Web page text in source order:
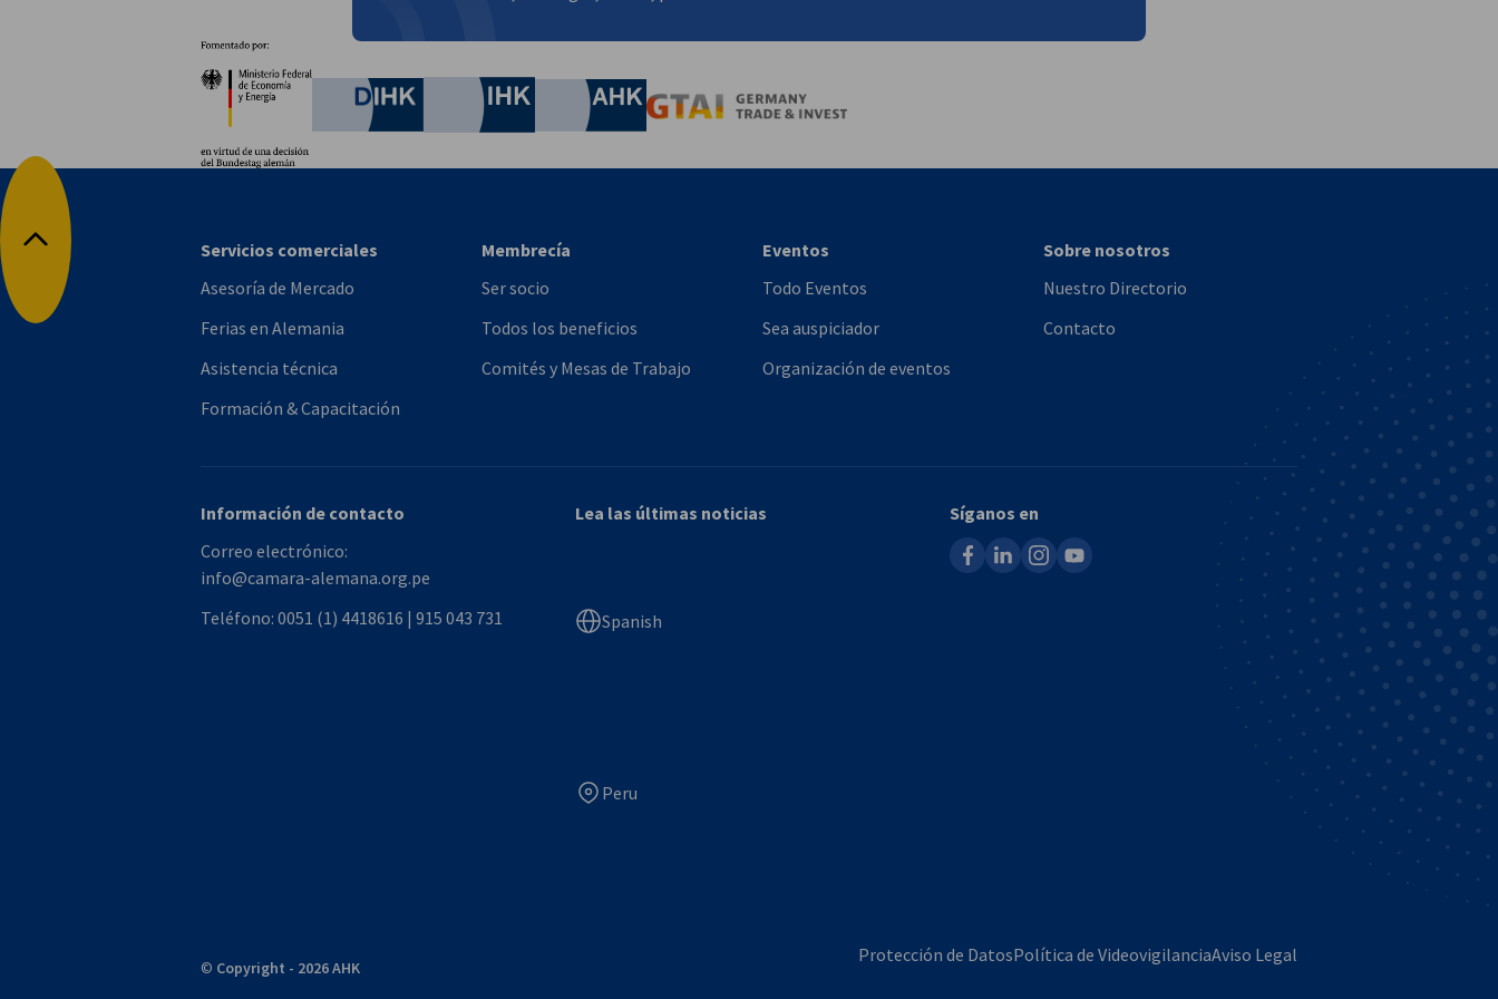
German Chamber of Commerce and Industry
Chamber of Commerce and Industry
AHK.de
Volver arriba
Servicios comerciales
Asesoría de Mercado
Ferias en Alemania
Asistencia técnica
Formación & Capacitación
Membrecía
Ser socio
Todos los beneficios
Comités y Mesas de Trabajo
Eventos
Todo Eventos
Sea auspiciador
Organización de eventos
Sobre nosotros
Nuestro Directorio
Contacto
Información de contacto
Correo electrónico:
info@camara-alemana.org.pe
Teléfono: 0051 (1) 4418616 | 915 043 731
Lea las últimas noticias
Spanish
Peru
Síganos en
facebooklinkedininstagram
youtube
Protección de DatosPolítica de VideovigilanciaAviso Legal
© Copyright - 2026 AHK